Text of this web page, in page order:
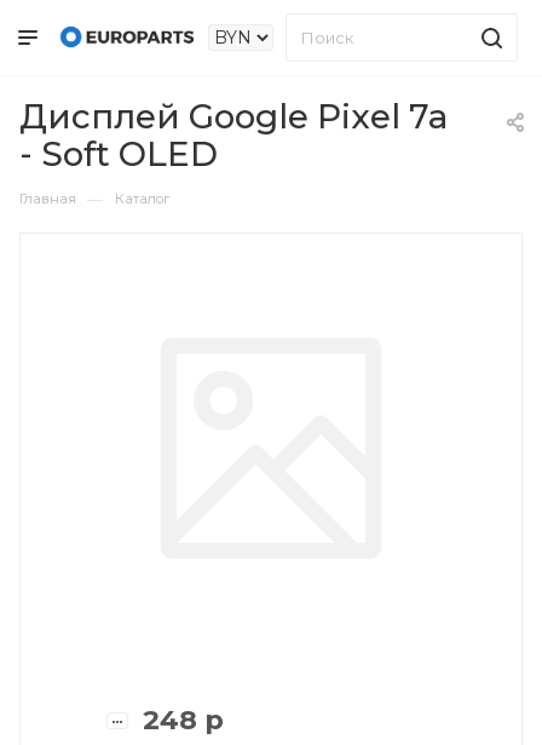
Дисплей Google Pixel 7a
- Soft OLED
Главная — Каталог
248 р